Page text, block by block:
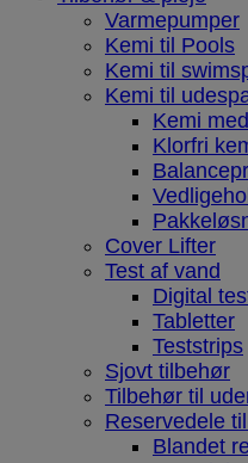
Varmepumper
Kemi til Pools
Kemi til
Kemi til
Kemi
Klorfri
Cover Lifter
Test af vand
Digital
Tabletter
Teststrips
Sjovt tilbehør
Tilbehør til
Reservedele
Blandet